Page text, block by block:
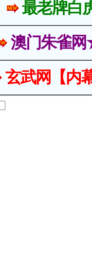
最老牌白
澳门朱雀
玄武网【内